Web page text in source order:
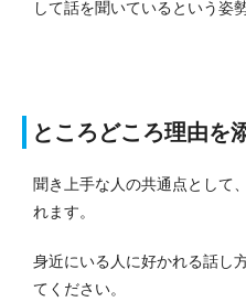
して話を聞いているという姿
ところどころ理由を
聞き上手な人の共通点として
れます。
身近にいる人に好かれる話し
てください。